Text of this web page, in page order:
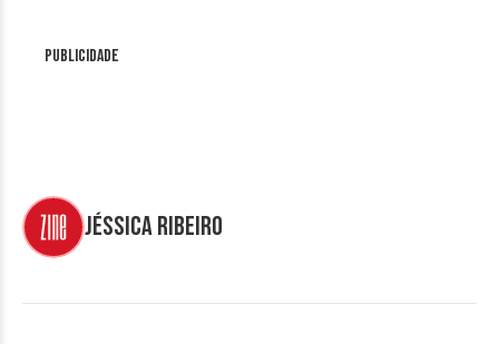
Publicidade
Jéssica Ribeiro